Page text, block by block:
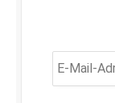
Mail-